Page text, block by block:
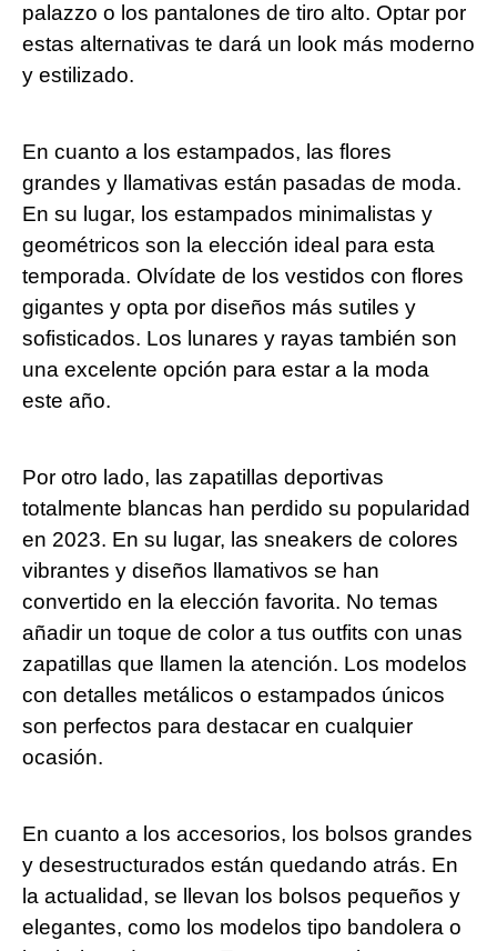
palazzo o los pantalones de tiro alto. Optar por
estas alternativas te dará un look más moderno
y estilizado.
En cuanto a los estampados, las flores
grandes y llamativas están pasadas de moda.
En su lugar, los estampados minimalistas y
geométricos son la elección ideal para esta
temporada. Olvídate de los vestidos con flores
gigantes y opta por diseños más sutiles y
sofisticados. Los lunares y rayas también son
una excelente opción para estar a la moda
este año.
Por otro lado, las zapatillas deportivas
totalmente blancas han perdido su popularidad
en 2023. En su lugar, las sneakers de colores
vibrantes y diseños llamativos se han
convertido en la elección favorita. No temas
añadir un toque de color a tus outfits con unas
zapatillas que llamen la atención. Los modelos
con detalles metálicos o estampados únicos
son perfectos para destacar en cualquier
ocasión.
En cuanto a los accesorios, los bolsos grandes
y desestructurados están quedando atrás. En
la actualidad, se llevan los bolsos pequeños y
elegantes, como los modelos tipo bandolera o